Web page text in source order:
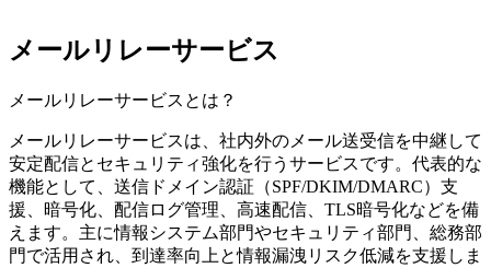
メールリレーサービス
メールリレーサービス とは？
メールリレーサービスは、社内外のメール送受信を中継して
安定配信とセキュリティ強化を行うサービスです。代表的な
機能として、送信ドメイン認証（SPF/DKIM/DMARC）支
援、暗号化、配信ログ管理、高速配信、TLS暗号化などを備
えます。主に情報システム部門やセキュリティ部門、総務部
門で活用され、到達率向上と情報漏洩リスク低減を支援しま